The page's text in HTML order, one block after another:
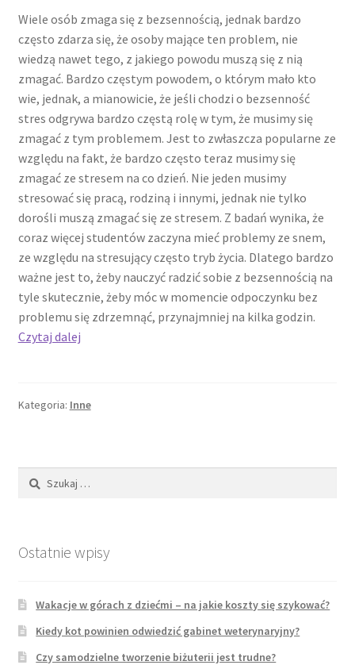
Wiele osób zmaga się z bezsennością, jednak bardzo
często zdarza się, że osoby mające ten problem, nie
wiedzą nawet tego, z jakiego powodu muszą się z nią
zmagać. Bardzo częstym powodem, o którym mało kto
wie, jednak, a mianowicie, że jeśli chodzi o bezsenność
stres odgrywa bardzo częstą rolę w tym, że musimy się
zmagać z tym problemem. Jest to zwłaszcza popularne ze
względu na fakt, że bardzo często teraz musimy się
zmagać ze stresem na co dzień. Nie jeden musimy
stresować się pracą, rodziną i innymi, jednak nie tylko
dorośli muszą zmagać się ze stresem. Z badań wynika, że
coraz więcej studentów zaczyna mieć problemy ze snem,
ze względu na stresujący często tryb życia. Dlatego bardzo
ważne jest to, żeby nauczyć radzić sobie z bezsennością na
tyle skutecznie, żeby móc w momencie odpoczynku bez
problemu się zdrzemnąć, przynajmniej na kilka godzin.
Czytaj dalejJakie
Kategoria: Inne
Szukaj:
Ostatnie wpisy
Wakacje w górach z dziećmi – na jakie koszty się szykować?
Kiedy kot powinien odwiedzić gabinet weterynaryjny?
Czy samodzielne tworzenie biżuterii jest trudne?